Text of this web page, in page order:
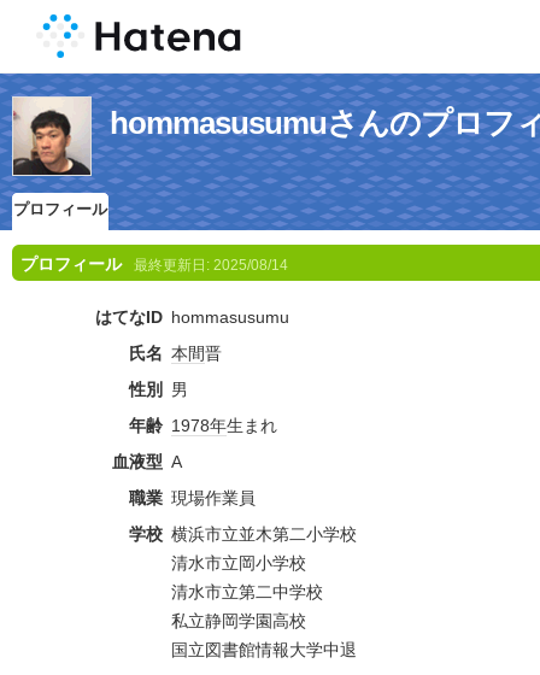
hommasusumuさんのプロフ
プロフィール
プロフィール 最終更新日: 2025/08/14
はてなID hommasusumu
氏名 本間晋
性別
男
年齢 1978年生まれ
血液型 A
職業 現場作業員
学校 横浜市立並木第二小学校
清水市立岡小学校
清水市立第二中学校
私立静岡学園高校
国立図書館情報大学中退